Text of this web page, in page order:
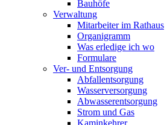
Bauhöfe
Verwaltung
Mitarbeiter im Rathaus
Organigramm
Was erledige ich wo
Formulare
Ver- und Entsorgung
Abfallentsorgung
Wasserversorgung
Abwasserentsorgung
Strom und Gas
Kaminkehrer